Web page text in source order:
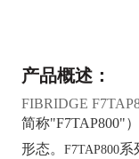
产品概述：
FIBRIDGE
简称"F7TAP800"
形态。 F7TAP800系